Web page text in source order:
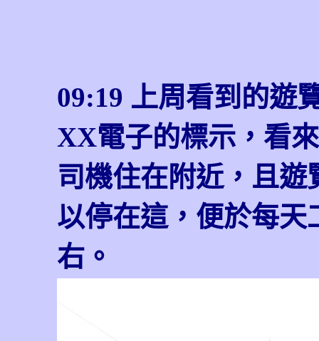
09:19 上周看到的遊
XX電子的標示，看
司機住在附近，且
以停在這，便於每天
右。